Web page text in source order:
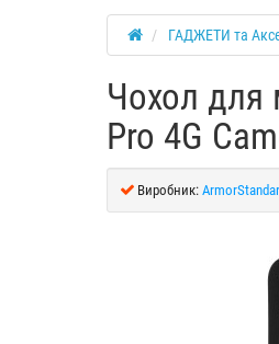
ГАДЖЕТИ та
Чохол для
Pro 4G
Виробник: